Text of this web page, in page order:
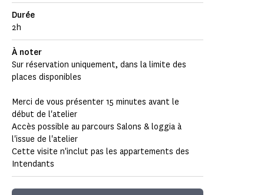
Durée
2h
À noter
Sur réservation uniquement, dans la limite des
places disponibles
Merci de vous présenter 15 minutes avant le
début de l'atelier
Accès possible au parcours Salons & loggia à
l'issue de l'atelier
Cette visite n'inclut pas les appartements des
Intendants